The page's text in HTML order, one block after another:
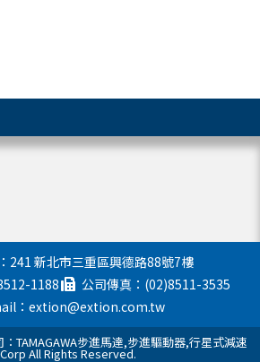
241 新北市三重區興德路88號7樓
1188
公司傳真：(02)8511-3535
：extion@extion.com.tw
TAMAGAWA步進馬達,步進驅動器,行星式減速
All Rights Reserved.